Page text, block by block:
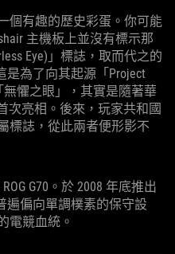
個有趣的歷史彩蛋。你可能
主機板上並沒有標示那
Eye)」標誌，取而代之的
是為了向其起源「Project
懼之眼」，其實是隨著華
次亮相。後來，玩家共和國
標誌，從此兩者便形影不
G70。於 2008 年底推出
遍偏向單調樸素的保守設
電競血統。